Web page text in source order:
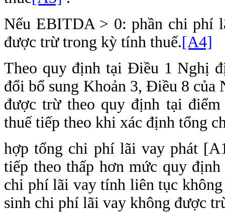
Nếu EBITDA > 0: phần chi phí
được trừ trong kỳ tính thuế.[A4]
Theo quy định tại Điều 1 Nghị
đổi bổ sung Khoản 3, Điều 8
được trừ theo quy định tại
thuế tiếp theo khi xác định tổng
hợp tổng chi phí lãi vay phát
tiếp theo thấp hơn mức quy
chi phí lãi vay tính liên tục không
sinh chi phí lãi vay không được